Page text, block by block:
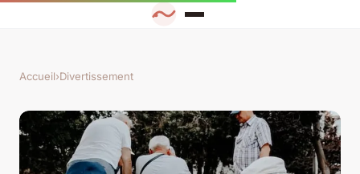
Accueil›Divertissement